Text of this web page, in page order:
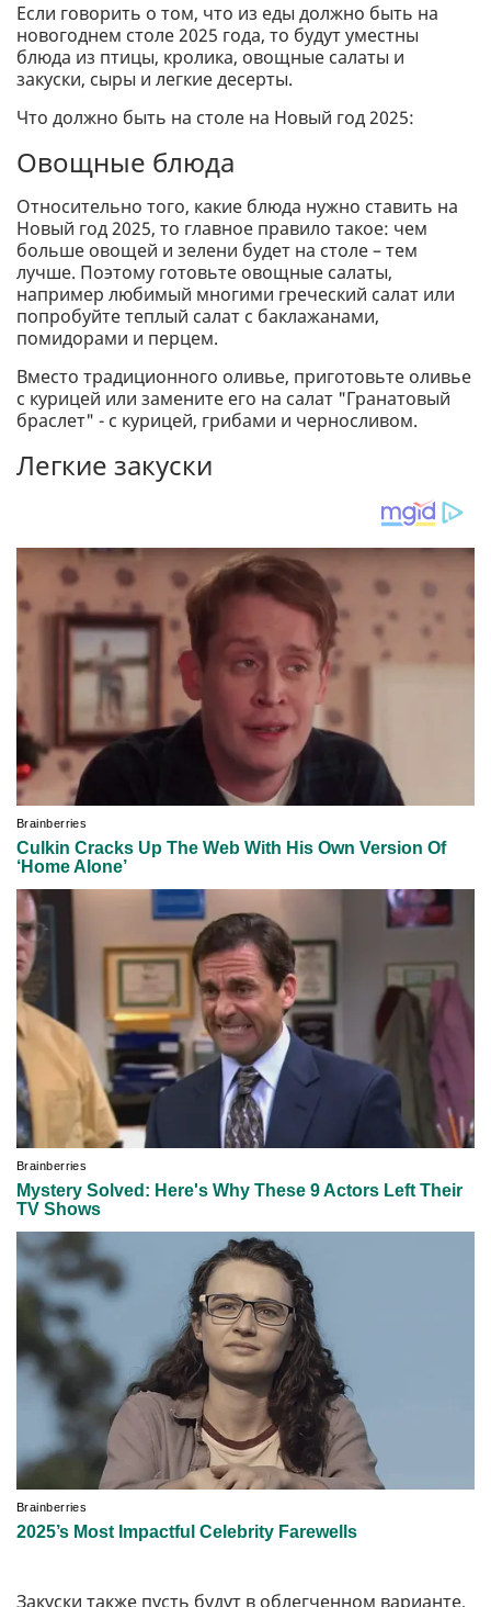
Если говорить о том, что из еды должно быть на
новогоднем столе 2025 года, то будут уместны
блюда из птицы, кролика, овощные салаты и
закуски, сыры и легкие десерты.
Что должно быть на столе на Новый год 2025:
Овощные блюда
Относительно того, какие блюда нужно ставить на
Новый год 2025, то главное правило такое: чем
больше овощей и зелени будет на столе – тем
лучше. Поэтому готовьте овощные салаты,
например любимый многими греческий салат или
попробуйте теплый салат с баклажанами,
помидорами и перцем.
Вместо традиционного оливье, приготовьте оливье
с курицей или замените его на салат "Гранатовый
браслет" - с курицей, грибами и черносливом.
Легкие закуски
Закуски также пусть будут в облегченном варианте,